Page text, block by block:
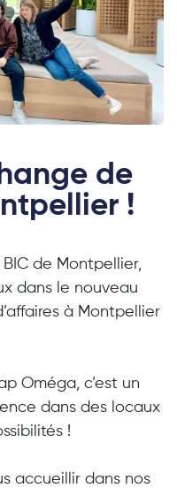
de
!
de Montpellier,
dans le nouveau
à Montpellier
Oméga, c’est un
dans des locaux
!
accueillir dans nos